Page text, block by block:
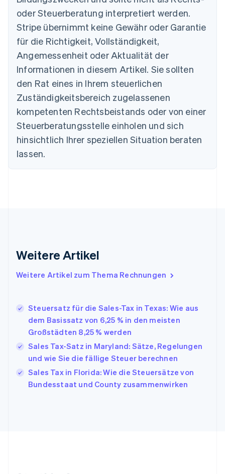
oder Steuerberatung interpretiert werden.
Stripe übernimmt keine Gewähr oder Garantie
für die Richtigkeit, Vollständigkeit,
Angemessenheit oder Aktualität der
Informationen in diesem Artikel. Sie sollten
den Rat eines in Ihrem steuerlichen
Zuständigkeitsbereich zugelassenen
kompetenten Rechtsbeistands oder von einer
Steuerberatungsstelle einholen und sich
hinsichtlich Ihrer speziellen Situation beraten
lassen.
Weitere Artikel
Weitere Artikel zum Thema Rechnungen
Steuersatz für die Sales-Tax in Texas: Wie aus
dem Basissatz von 6,25 % in den meisten
Großstädten 8,25 % werden
Sales Tax-Satz in Maryland: Sätze, Regelungen
und wie Sie die fällige Steuer berechnen
Sales Tax in Florida: Wie die Steuersätze von
Bundesstaat und County zusammenwirken
Australien
Belgien
NederlandsFrançais Deutsch English
Brasilien
Português English
Bulgarien
English
Dänemark
English
Deutschland
Deutsch English
Estland
English
English
Indien
English
Italien
ItalianoEnglish
Japan
Kanada
EnglishFrançais
Kroatien
English Italiano